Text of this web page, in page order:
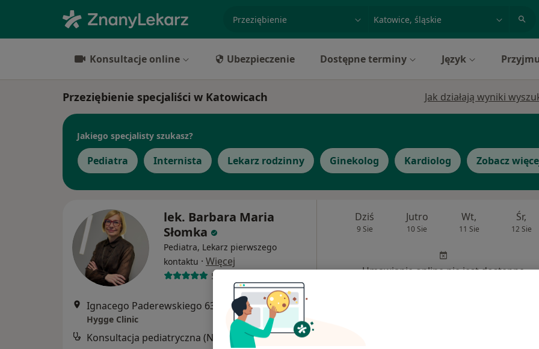
miasto lub dzielnica
Konsultacje online Ubezpieczenie Dostępne terminy Język
Przeziębienie specjaliści w Katowicach Jak działają wyniki
Jakiego specjalisty szukasz?
Pediatra Internista Lekarz rodzinny Ginekolog Kardiolog Zobacz
lek. Barbara Maria
Słomka
Pediatra, Lekarz pierwszego
kontaktu · Więcej
5 opinii
Ignacego Paderewskiego 63 POZ, Katowice • Mapa
Hygge Clinic
Darmowa usługa
Dziś
9 Sie
Jutro
10 Sie
Wt,
11 Sie
Śr,
12 Sie
Umawianie online nie jest dostępne